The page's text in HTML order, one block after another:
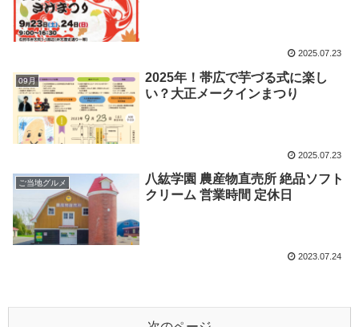
2025.07.23
09月
2025年！帯広で芋づる式に楽し
い？大正メークインまつり
2025.07.23
ご当地グルメ
八紘学園 農産物直売所 絶品ソフト
クリーム 営業時間 定休日
2023.07.24